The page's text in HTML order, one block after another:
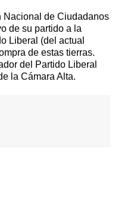
Nacional de Ciudadanos
de su partido a la
Liberal (del actual
de estas tierras.
del Partido Liberal
la Cámara Alta.